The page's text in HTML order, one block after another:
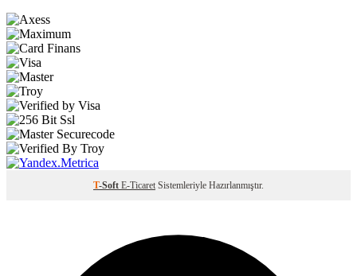
T-Soft E-Ticaret Sistemleriyle Hazırlanmıştır.